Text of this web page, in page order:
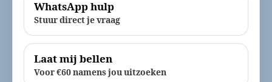
WhatsApp hulp
Stuur direct je vraag
Laat mij bellen
Voor €60 namens jou uitzoeken